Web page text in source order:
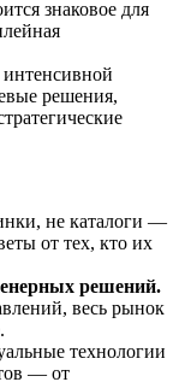
знаковое для
решения,
не каталоги —
от тех, кто их
решений.
весь рынок
технологии
— от